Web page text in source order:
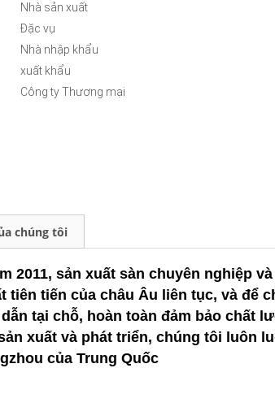
Nhà sản xuất
Đặc vụ
Nhà nhập khẩu
xuất khẩu
Công ty Thương mại
chúng tôi
2011, sản xuất sàn chuyên nghiệp
tiên tiến của châu Âu liên tục, và
tại chỗ, hoàn toàn đảm bảo chất
xuất và phát triển, chúng tôi luôn
của Trung Quốc